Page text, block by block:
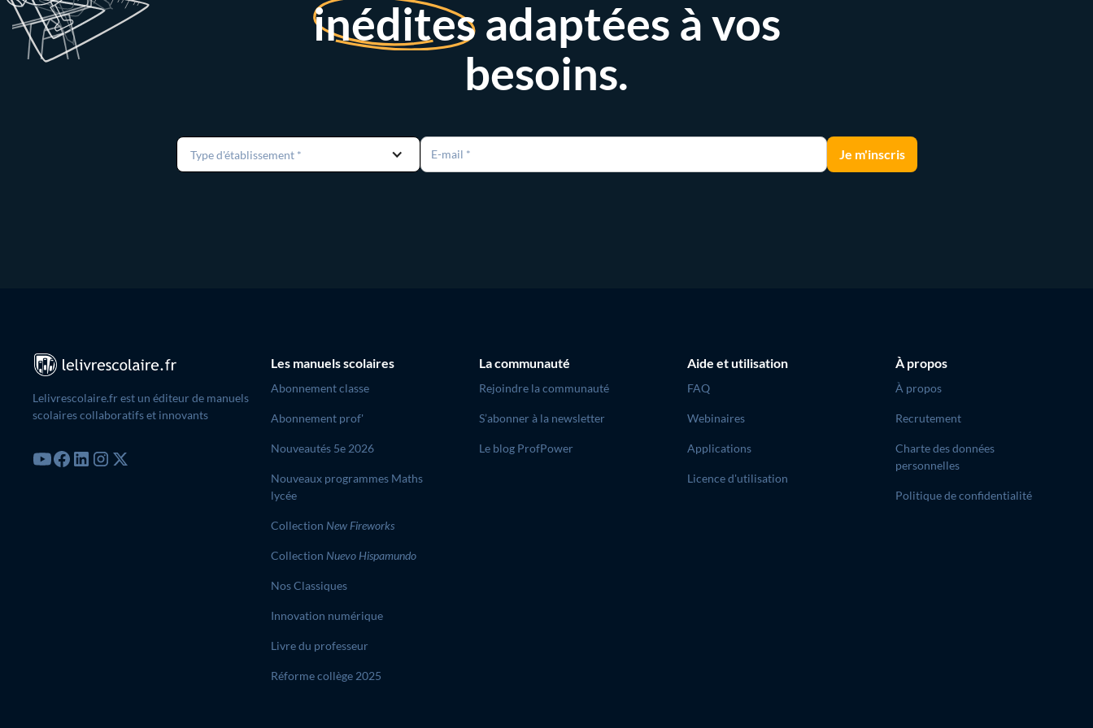
inéditesadaptées à vos
besoins.
Type d'établissement *
Lelivrescolaire.fr est un éditeur de manuels
scolaires collaboratifs et innovants
Les manuels scolaires
Abonnement classe
Abonnement prof'
Nouveautés 5e 2026
Nouveaux programmes Maths
lycée
Collection New Fireworks
Collection Nuevo Hispamundo
Nos Classiques
Innovation numérique
Livre du professeur
Réforme collège 2025
La communauté
Rejoindre la communauté
S’abonner à la newsletter
Le blog ProfPower
Aide et utilisation
FAQ
Webinaires
Applications
Licence d'utilisation
À propos
À propos
Recrutement
Charte des données
personnelles
Politique de confidentialité